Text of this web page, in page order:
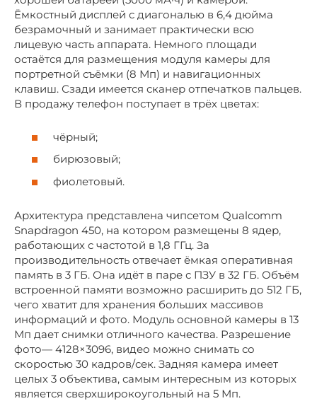
Ёмкостный дисплей с диагональю в 6,4 дюйма
безрамочный и занимает практически всю
лицевую часть аппарата. Немного площади
остаётся для размещения модуля камеры для
портретной съёмки (8 Мп) и навигационных
клавиш. Сзади имеется сканер отпечатков пальцев.
В продажу телефон поступает в трёх цветах:
чёрный;
бирюзовый;
фиолетовый.
Архитектура представлена чипсетом Qualcomm
Snapdragon 450, на котором размещены 8 ядер,
работающих с частотой в 1,8 ГГц. За
производительность отвечает ёмкая оперативная
память в 3 ГБ. Она идёт в паре с ПЗУ в 32 ГБ. Объём
встроенной памяти возможно расширить до 512 ГБ,
чего хватит для хранения больших массивов
информаций и фото. Модуль основной камеры в 13
Мп дает снимки отличного качества. Разрешение
фото— 4128×3096, видео можно снимать со
скоростью 30 кадров/сек. Задняя камера имеет
целых 3 объектива, самым интересным из которых
является сверхширокоугольный на 5 Мп.